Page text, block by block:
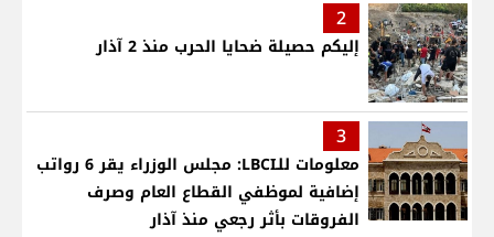
2
إليكم حصيلة ضحايا الحرب منذ 2 آذار
3
معلومات للـLBCI: مجلس الوزراء يقر 6 رواتب
إضافية لموظفي القطاع العام وصرف
الفروقات بأثر رجعي منذ آذار